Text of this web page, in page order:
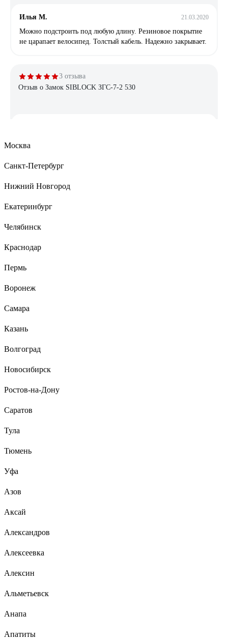
Илья М. 21.03.2020
Можно подстроить под любую длину. Резиновое покрытие
не царапает велосипед. Толстый кабель. Надежно закрывает.
3 отзыва
Отзыв о Замок SIBLOCK ЗГС-7-2 530
марте 2023 года , было вскрыто пять гаражей , мой (шестой )
не поддался грабителям.
00016654
Подошел как там и был, подбирал по размерам.
Москва
Санкт-Петербург
Нижний Новгород
Екатеринбург
Челябинск
Краснодар
Пермь
Воронеж
Самара
Казань
Волгоград
Новосибирск
Ростов-на-Дону
Саратов
Тула
Тюмень
Уфа
Азов
Аксай
Александров
Алексеевка
Алексин
Альметьевск
Анапа
Апатиты